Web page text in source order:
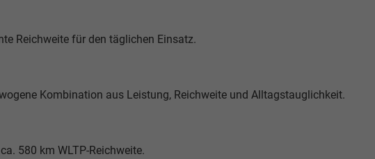
Reichweite für den täglichen Einsatz.
Kombination aus Leistung, Reichweite und Alltagstauglichkeit.
580 km WLTP-Reichweite.